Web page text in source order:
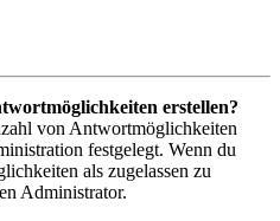
erstellen?
von Antwortmöglichkeiten
festgelegt. Wenn du
als zugelassen zu
Administrator.